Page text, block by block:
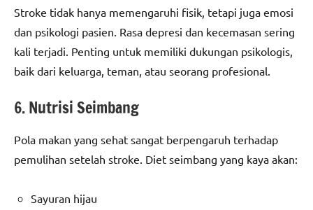
Stroke tidak hanya memengaruhi fisik, tetapi juga emosi
dan psikologi pasien. Rasa depresi dan kecemasan sering
kali terjadi. Penting untuk memiliki dukungan psikologis,
baik dari keluarga, teman, atau seorang profesional.
6. Nutrisi Seimbang
Pola makan yang sehat sangat berpengaruh terhadap
pemulihan setelah stroke. Diet seimbang yang kaya akan:
Sayuran hijau